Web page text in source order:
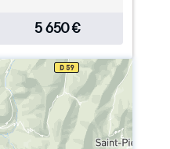
5 650€